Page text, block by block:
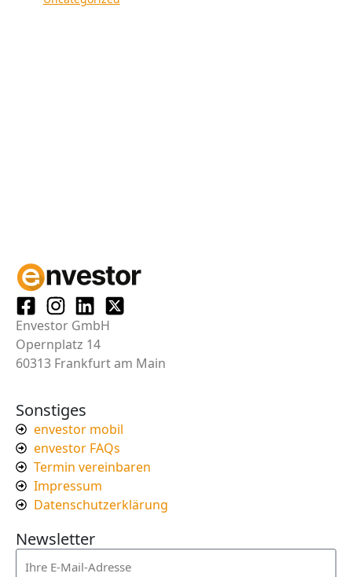
Envestor GmbH
Opernplatz 14
60313 Frankfurt am Main
Sonstiges
envestor mobil
envestor FAQs
Termin vereinbaren
Impressum
Datenschutzerklärung
Newsletter